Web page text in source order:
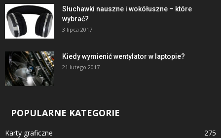
Słuchawki nauszne i wokółuszne – które
wybrać?
3 lipca 2017
Kiedy wymienić wentylator w laptopie?
21 lutego 2017
POPULARNE KATEGORIE
Karty graficzne
275